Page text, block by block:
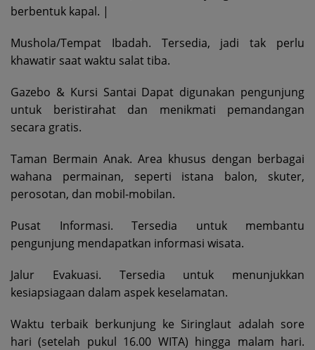
berbentuk kapal. |
Mushola/Tempat Ibadah. Tersedia, jadi tak perlu
khawatir saat waktu salat tiba.
Gazebo & Kursi Santai Dapat digunakan pengunjung
untuk beristirahat dan menikmati pemandangan
secara gratis.
Taman Bermain Anak. Area khusus dengan berbagai
wahana permainan, seperti istana balon, skuter,
perosotan, dan mobil-mobilan.
Pusat Informasi. Tersedia untuk membantu
pengunjung mendapatkan informasi wisata.
Jalur Evakuasi. Tersedia untuk menunjukkan
kesiapsiagaan dalam aspek keselamatan.
Waktu terbaik berkunjung ke Siringlaut adalah sore
hari (setelah pukul 16.00 WITA) hingga malam hari.